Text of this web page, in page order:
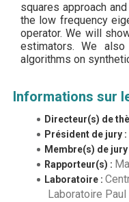
squares approach
the low frequency
operator. We will
estimators. We
algorithms on
Informations sur
Directeur(s) de
Président de jury :
Membre(s) de jury
Rapporteur(s) :
Laboratoire :
Laboratoire Paul